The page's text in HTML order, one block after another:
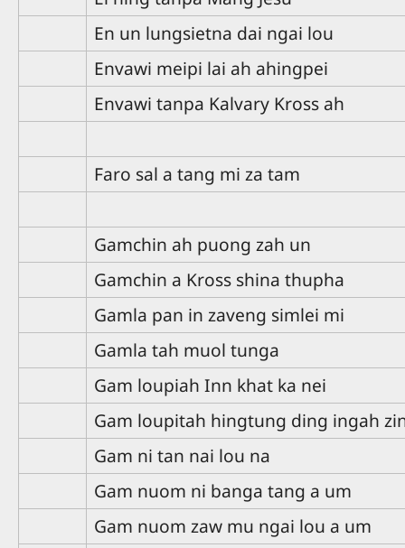
En un lungsietna dai ngai lou
Envawi meipi lai ah ahingpei
Envawi tanpa Kalvary Kross ah
Faro sal a tang mi za tam
Gamchin ah puong zah un
Gamchin a Kross shina thupha
Gamla pan in zaveng simlei mi
Gamla tah muol tunga
Gam loupiah Inn khat ka nei
Gam loupitah hingtung ding ingah
Gam ni tan nai lou na
Gam nuom ni banga tang a um
Gam nuom zaw mu ngai lou a um